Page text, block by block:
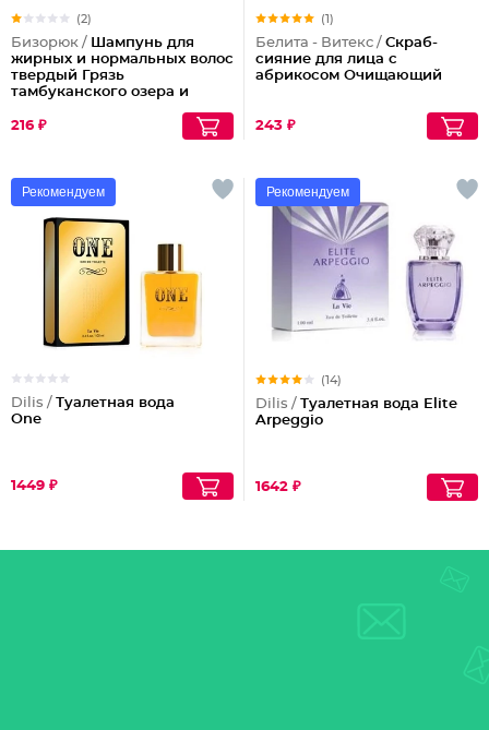
(2)
Бизорюк /
Шампунь для
жирных и нормальных волос
твердый Грязь
тамбуканского озера и
216 ₽
(1)
Белита - Витекс / Скраб-
сияние для лица с
абрикосом Очищающий
243 ₽
Рекомендуем
Dilis / Туалетная вода
One
1449 ₽
Рекомендуем
(14)
Dilis / Туалетная вода Elite
Arpeggio
1642 ₽